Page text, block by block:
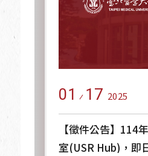
01 17 2025
【徵件公告】114
室(USR Hub)，即